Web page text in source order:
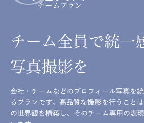
チームプラン
チーム全員で統一
写真撮影を
会社・チームなどのプロフィール写真を
るプランです。高品質な撮影を行うこと
の世界観を構築し、そのチーム専用の表